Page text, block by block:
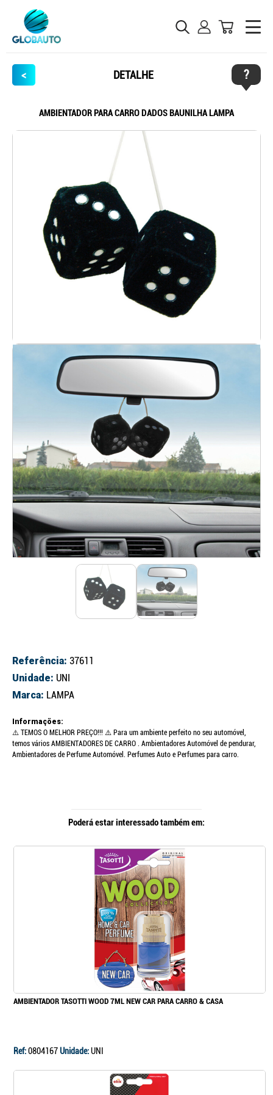
< DETALHE ?
AMBIENTADOR PARA CARRO DADOS BAUNILHA LAMPA
Referência: 37611
Unidade: UNI
Marca: LAMPA
Informações:
⚠️ TEMOS O MELHOR PREÇO!!! ⚠️ Para um ambiente perfeito no seu automóvel,
temos vários AMBIENTADORES DE CARRO . Ambientadores Automóvel de pendurar,
Ambientadores de Perfume Automóvel. Perfumes Auto e Perfumes para carro.
Poderá estar interessado também em:
AMBIENTADOR TASOTTI WOOD 7ML NEW CAR PARA CARRO & CASA
Ref:0804167Unidade:UNI